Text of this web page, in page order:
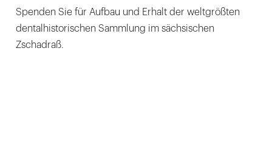
Spenden Sie für Aufbau und Erhalt der weltgrößten
dentalhistorischen Sammlung im sächsischen
Zschadraß.